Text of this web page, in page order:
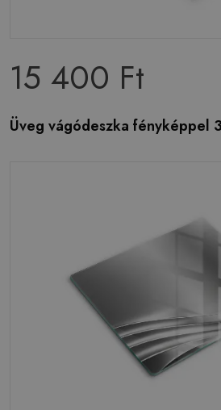
15 400 Ft
Üveg vágódeszka fényképpel